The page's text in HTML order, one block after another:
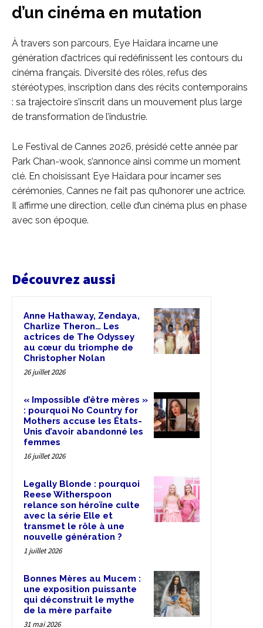
d’un cinéma en mutation
À travers son parcours, Eye Haïdara incarne une
génération d’actrices qui redéfinissent les contours du
cinéma français. Diversité des rôles, refus des
stéréotypes, inscription dans des récits contemporains
: sa trajectoire s’inscrit dans un mouvement plus large
de transformation de l’industrie.
Le Festival de Cannes 2026, présidé cette année par
Park Chan-wook, s’annonce ainsi comme un moment
clé. En choisissant Eye Haïdara pour incarner ses
cérémonies, Cannes ne fait pas qu’honorer une actrice.
Il affirme une direction, celle d’un cinéma plus en phase
avec son époque.
Découvrez aussi
Anne Hathaway, Zendaya,
Charlize Theron… Les
actrices de The Odyssey
au cœur du triomphe de
Christopher Nolan
26 juillet 2026
« Impossible d’être mères »
: pourquoi No Country for
Mothers accuse les États-
Unis d’avoir abandonné les
femmes
16 juillet 2026
Legally Blonde : pourquoi
Reese Witherspoon
relance son héroïne culte
avec la série Elle et
transmet le rôle à une
nouvelle génération ?
1 juillet 2026
Bonnes Mères au Mucem :
une exposition puissante
qui déconstruit le mythe
de la mère parfaite
31 mai 2026